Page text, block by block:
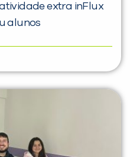
extra inFlux
alunos